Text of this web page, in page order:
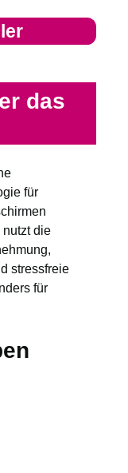
das
für
die
stressfreie
für